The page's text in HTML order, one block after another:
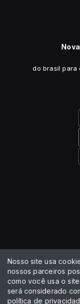
do brasil para
Nosso site usa
nossos parceiros
como você usa o
será considerado
política de